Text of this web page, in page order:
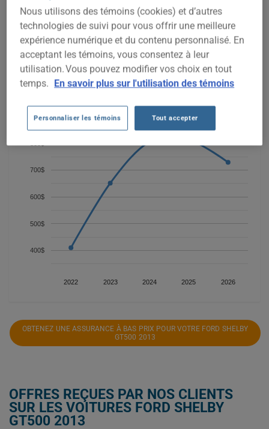
Nous n'avons pas encore suffisamment de données
d'assurance auto pour ce véhicule.
Essayez un autre modèle ou une autre année, ou
commencez une soumission pour un prix personnalisé.
Pour trouver la meilleur assurance pour votre véhicule FORD
SHELBY GT500 2013, il est plus important que jamais de
comparer les options disponibles.
2022 2023 2024 2025 2026
400$
500$
600$
700$
900$
OBTENEZ UNE ASSURANCE À BAS PRIX POUR VOTRE FORD SHELBY
GT500 2013
OFFRES REÇUES PAR NOS CLIENTS
SUR LES VOITURES FORD SHELBY
GT500 2013
Nous utilisons des témoins (cookies) et d’autres
technologies de suivi pour vous offrir une meilleure
expérience numérique et du contenu personnalisé. En
acceptant les témoins, vous consentez à leur
utilisation. Vous pouvez modifier vos choix en tout
temps. En savoir plus sur l'utilisation des témoins
Personnaliser les témoins Tout accepter